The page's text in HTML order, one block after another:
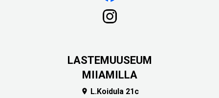
LASTEMUUSEUM
MIIAMILLA
 L.Koidula 21c